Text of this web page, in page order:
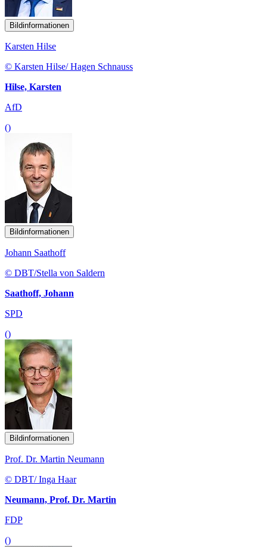
Bildinformationen
Karsten Hilse
© Karsten Hilse/ Hagen Schnauss
Hilse, Karsten
AfD
()
Bildinformationen
Johann Saathoff
© DBT/Stella von Saldern
Saathoff, Johann
SPD
()
Bildinformationen
Prof. Dr. Martin Neumann
© DBT/ Inga Haar
Neumann, Prof. Dr. Martin
FDP
()